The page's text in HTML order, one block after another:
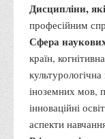
Дисципліни,
професійним
Сфера наукових
країн,
іноземних мов,
інноваційні
аспекти